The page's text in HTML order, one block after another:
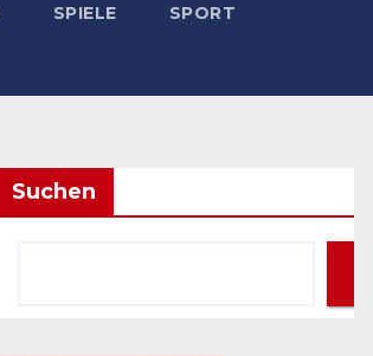
SPIELE SPORT
Suchen